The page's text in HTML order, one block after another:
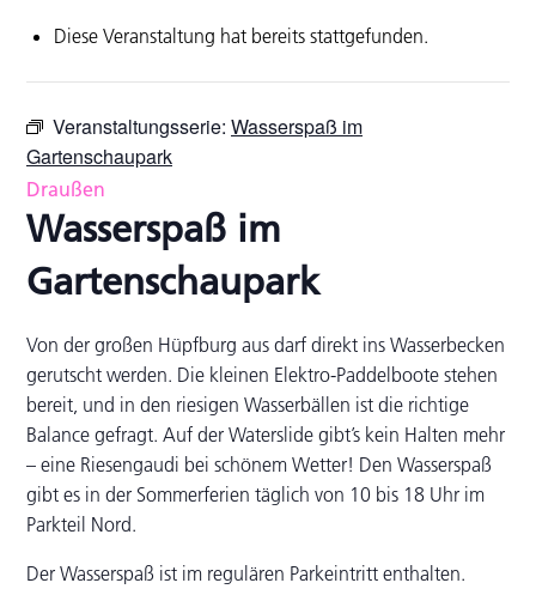
Diese Veranstaltung hat bereits stattgefunden.
Veranstaltungsserie: Wasserspaß im
Gartenschaupark
Draußen
Wasserspaß im
Gartenschaupark
Von der großen Hüpfburg aus darf direkt ins Wasserbecken
gerutscht werden. Die kleinen Elektro-Paddelboote stehen
bereit, und in den riesigen Wasserbällen ist die richtige
Balance gefragt. Auf der Waterslide gibt’s kein Halten mehr
– eine Riesengaudi bei schönem Wetter! Den Wasserspaß
gibt es in der Sommerferien täglich von 10 bis 18 Uhr im
Parkteil Nord.
Der Wasserspaß ist im regulären Parkeintritt enthalten.